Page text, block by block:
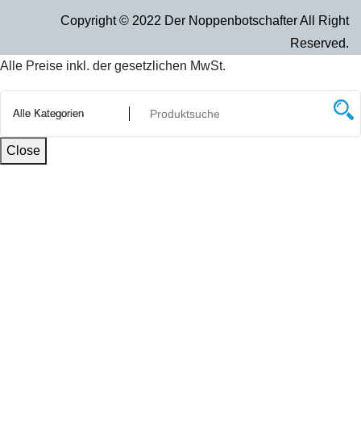
Copyright © 2022 Der Noppenbotschafter All Right
Reserved.
Alle Preise inkl. der gesetzlichen MwSt.
Close